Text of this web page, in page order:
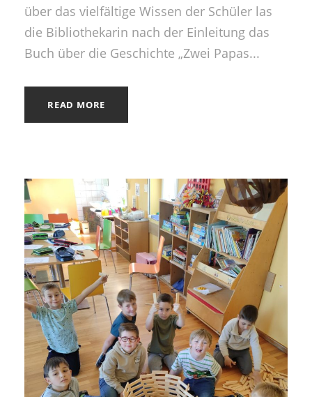
über das vielfältige Wissen der Schüler las
die Bibliothekarin nach der Einleitung das
Buch über die Geschichte „Zwei Papas...
READ MORE